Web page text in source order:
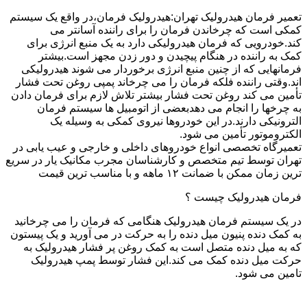
تعمیر فرمان هیدرولیک تهران:هیدرولیک فرمان،در واقع یک سیستم
کمکی است که چرخاندن فرمان را برای راننده آسانتر می
کند.خودرویی که فرمان هیدرولیکی دارد به یک منبع انرژی برای
کمک به راننده در هنگام پیچیدن و دور زدن مجهز است.بیشتر
فرمانهایی که از چنین منبع انرژی برخوردار می شوند هیدرولیکی
اند.وقتی راننده فلکه فرمان را می چرخاند پمپی روغن تحت فشار
تأمین می کند روغن تحت فشار بیشتر تلاش لازم برای فرمان دادن
به چرخها را انجام می دهدبعضی از اتومبیل ها سیستم فرمان
الترونیکی دارند.در این خودروها نیروی کمکی به وسیله یک
الکتروموتور تأمین می شود.
تعمیرگاه تخصصی انواع خودروهای داخلی و خارجی و عیب یابی در
تهران توسط تیم متخصص و کارشناسان مجرب مکانیک یار در سریع
ترین زمان ممکن با ضمانت ۱۲ ماهه و با مناسب ترین قیمت
فرمان هیدرولیک چیست ؟
در یک سیستم فرمان هیدرولیک هنگامی که فرمان را می چرخانید
به کمک دنده پنیون میل دنده را به حرکت در می آورید و یک پیستون
که به میل دنده متصل است به کمک روغن پر فشار هیدرولیک به
حرکت میل دنده کمک می کند.این فشار توسط پمپ هیدرولیک
تامین می شود.